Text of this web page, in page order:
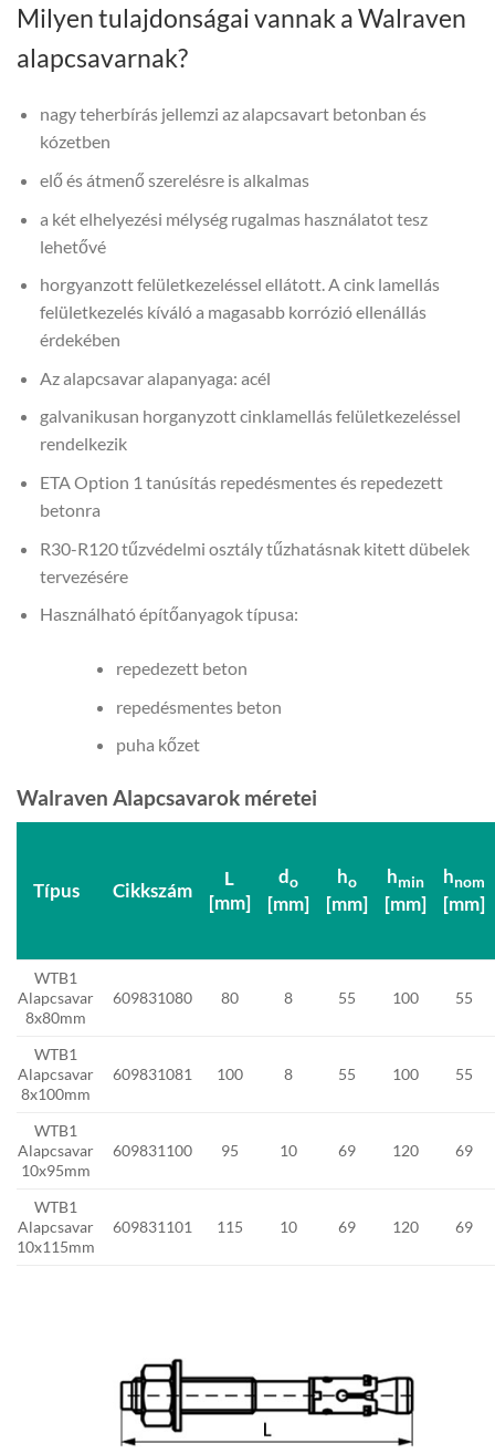
Milyen tulajdonságai vannak a Walraven
alapcsavarnak?
nagy teherbírás jellemzi az alapcsavart betonban és
kózetben
elő és átmenő szerelésre is alkalmas
a két elhelyezési mélység rugalmas használatot tesz
lehetővé
horgyanzott felületkezeléssel ellátott. A cink lamellás
felületkezelés kíváló a magasabb korrózió ellenállás
érdekében
Az alapcsavar alapanyaga: acél
galvanikusan horganyzott cinklamellás felületkezeléssel
rendelkezik
ETA Option 1 tanúsítás repedésmentes és repedezett
betonra
R30-R120 tűzvédelmi osztály tűzhatásnak kitett dübelek
tervezésére
Használható építőanyagok típusa:
repedezett beton
repedésmentes beton
puha kőzet
Walraven Alapcsavarok méretei
WTB1
Alapcsavar
8x80mm
609831080 80 8 55 100 55
WTB1
Alapcsavar
8x100mm
609831081 100 8 55 100 55
WTB1
Alapcsavar
10x95mm
609831100 95 10 69 120 69
WTB1
Alapcsavar
10x115mm
609831101 115 10 69 120 69
Típus Cikkszám
L
[mm]
do
[mm]
ho
[mm]
hmin
[mm]
hnom
[mm]